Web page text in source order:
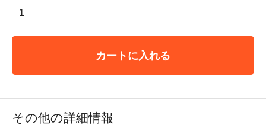
カートに入れる
その他の詳細情報